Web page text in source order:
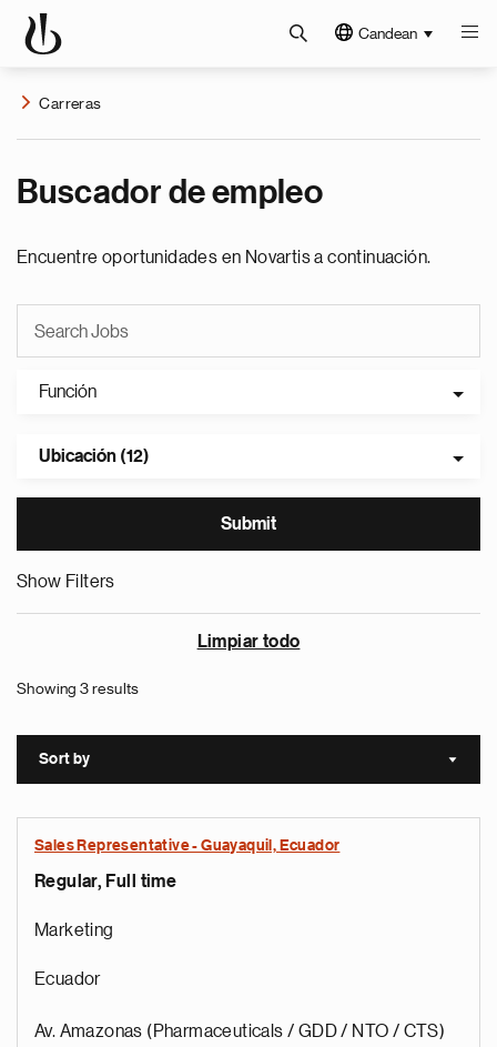
Candean
Carreras
Buscador de empleo
Encuentre oportunidades en Novartis a continuación.
Función
Ubicación (12)
Show Filters
Limpiar todo
Showing 3 results
Sort by Sort
Sales Representative - Guayaquil, Ecuador
Regular, Full time
Marketing
Ecuador
Av. Amazonas (Pharmaceuticals / GDD / NTO / CTS)